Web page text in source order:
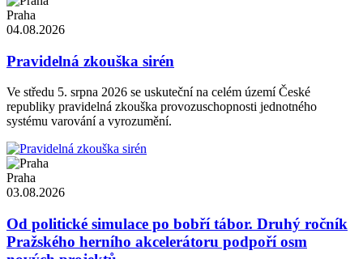
Praha
04.08.2026
Pravidelná zkouška sirén
Ve středu 5. srpna 2026 se uskuteční na celém území České
republiky pravidelná zkouška provozuschopnosti jednotného
systému varování a vyrozumění.
Praha
03.08.2026
Od politické simulace po bobří tábor. Druhý ročník
Pražského herního akcelerátoru podpoří osm